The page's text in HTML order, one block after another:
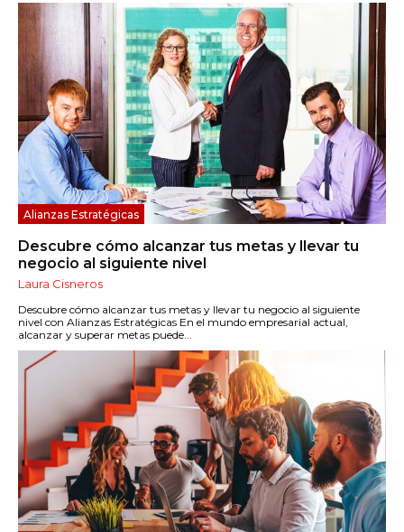
Alianzas Estratégicas
Descubre cómo alcanzar tus metas y llevar tu
negocio al siguiente nivel
Laura Cisneros
Descubre cómo alcanzar tus metas y llevar tu negocio al siguiente
nivel con Alianzas Estratégicas En el mundo empresarial actual,
alcanzar y superar metas puede...